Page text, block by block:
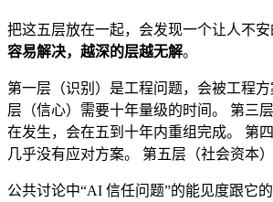
把这五层放在一起，会发现一个让人不安
容易解决，越深的层越无解。
第一层（识别）是工程问题，会被工程
层（信心）需要十年量级的时间。 第三
在发生，会在五到十年内重组完成。 第
几乎没有应对方案。 第五层（社会资本
公共讨论中“AI 信任问题”的能见度跟它